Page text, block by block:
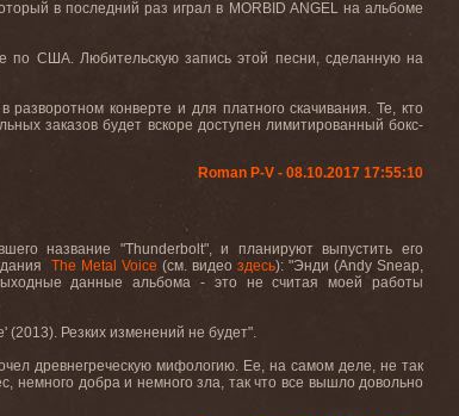
в последний раз играл в MORBID ANGEL на альбоме
по США. Любительскую запись этой песни, сделанную на
конверте и для платного скачивания. Те, кто
заказов будет вскоре доступен лимитированный бокс-
Roman P-V - 08.10.2017 17:55:10
название "Thunderbolt", и планируют выпустить его
The Metal Voice (см. видео здесь): "Энди (Andy Sneap,
данные альбома - это не считая моей работы
' (2013). Резких изменений не будет".
древнегреческую мифологию. Ее,на самом деле,не так
немного добра и немного зла, так что все вышло довольно